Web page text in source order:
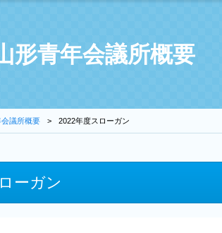
形青年会議所概要
議所概要 2022年度スローガン
ーガン